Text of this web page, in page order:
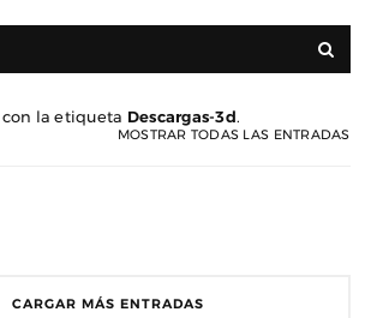
la etiqueta Descargas-3d.
MOSTRAR TODAS LAS ENTRADAS
CARGAR MÁS ENTRADAS